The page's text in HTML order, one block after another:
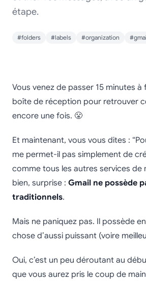
étape.
#folders #labels #organization
Comment
dossiers dans
pour organiser
mails
Vous venez de passer 15 minutes
boîte de réception pour retrouver
encore une fois. 😤
Et maintenant, vous vous dites :
me permet-il pas simplement de
comme tous les autres services de
bien, surprise : Gmail ne possède
traditionnels.
Mais ne paniquez pas. Il possède
chose d’aussi puissant (voire
Oui, c’est un peu déroutant au
que vous aurez pris le coup de